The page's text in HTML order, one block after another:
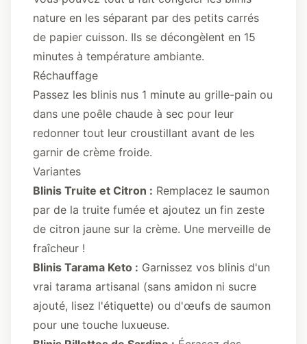
nature en les séparant par des petits carrés
de papier cuisson. Ils se décongèlent en 15
minutes à température ambiante.
Réchauffage
Passez les blinis nus 1 minute au grille-pain ou
dans une poêle chaude à sec pour leur
redonner tout leur croustillant avant de les
garnir de crème froide.
Variantes
Blinis Truite et Citron : Remplacez le saumon
par de la truite fumée et ajoutez un fin zeste
de citron jaune sur la crème. Une merveille de
fraîcheur !
Blinis Tarama Keto : Garnissez vos blinis d'un
vrai tarama artisanal (sans amidon ni sucre
ajouté, lisez l'étiquette) ou d'œufs de saumon
pour une touche luxueuse.